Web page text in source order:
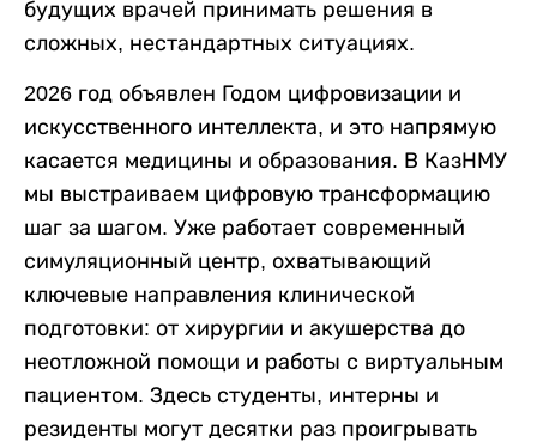
будущих врачей принимать решения в
сложных, нестандартных ситуациях.
2026 год объявлен Годом цифровизации и
искусственного интеллекта, и это напрямую
касается медицины и образования. В КазНМУ
мы выстраиваем цифровую трансформацию
шаг за шагом. Уже работает современный
симуляционный центр, охватывающий
ключевые направления клинической
подготовки: от хирургии и акушерства до
неотложной помощи и работы с виртуальным
пациентом. Здесь студенты, интерны и
резиденты могут десятки раз проигрывать